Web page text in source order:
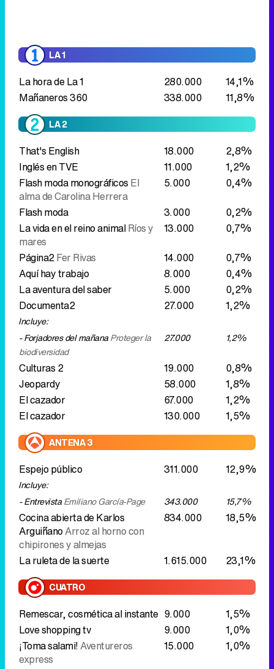
That's English 18.000
2,8%
Inglés en TVE
11.000
1,2%
Flash moda monográficos
alma de Carolina Herrera
5.000
0,4%
Flash moda
3.000
0,2%
La vida en el reino animal
mares
13.000
0,7%
Página2Fer Rivas 14.000
0,7%
Aquí hay trabajo
8.000
0,4%
La aventura del saber
5.000
0,2%
Documenta2
27.000 1,2%
Incluye:
- Forjadores del mañana
biodiversidad
27.000 1,2%
Culturas 2 19.000
0,8%
Jeopardy
58.000
1,8%
El cazador
1,2%
El cazador
130.000 1,5%
ANTENA 3
Espejo público 311.000 12,9%
Incluye:
- EntrevistaEmiliano García-Page 343.000 15,7%
Cocina abierta de Karlos
ArguiñanoArroz al horno con
834.000 18,5%
La ruleta de la suerte 1.615.000 23,1%
CUATRO
Remescar, cosmética al instante
Love shopping tv
¡Toma salami!Aventureros
express
15.000
1,0%
Alerta cobraAmbiente explosivo 18.000
1,0%
Alerta cobra
Los guardianes de
Engonia
24.000
1,2%
Alerta cobraCulpa 42.000
1,9%
En boca de todos
157.000 5,4%